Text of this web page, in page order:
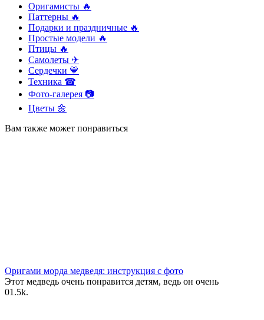
Оригамисты 🔥
Паттерны 🔥
Подарки и праздничные 🔥
Простые модели 🔥
Птицы 🔥
Самолеты ✈
Сердечки 💙
Техника ☎
Фото-галерея 📷
Цветы 🌼
Вам также может понравиться
Оригами морда медведя: инструкция с фото
Этот медведь очень понравится детям, ведь он очень
01.5k.